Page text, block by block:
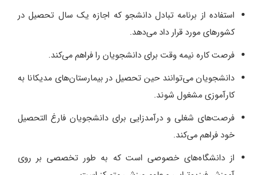
استفاده از برنامه تبادل دانشجو که اجازه یک سال تحصیل در
کشورهای مورد قرار داد می‌دهد.
فرصت کاره نیمه وقت برای دانشجویان را فراهم می‌کند.
دانشجویان می‌توانند حین تحصیل در بیمارستان‌های مدیکانا به
کارآموزی مشغول شوند.
فرصت‌های شغلی و درآمدزایی برای دانشجویان فارغ التحصیل
خود فراهم می‌کند.
از دانشگاه‌های خصوصی است که به طور تخصصی بر روی